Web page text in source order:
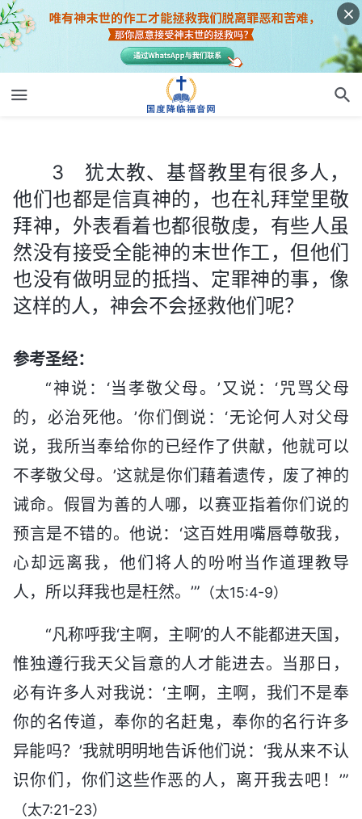
3 犹太教、基督教里有很多人，
他们也都是信真神的，也在礼拜堂里敬
拜神，外表看着也都很敬虔，有些人虽
然没有接受全能神的末世作工，但他们
也没有做明显的抵挡、定罪神的事，像
这样的人，神会不会拯救他们呢？
参考圣经：
“神说：‘当孝敬父母。’又说：‘咒骂父母
的，必治死他。’你们倒说：‘无论何人对父母
说，我所当奉给你的已经作了供献，他就可以
不孝敬父母。’这就是你们藉着遗传，废了神的
诫命。假冒为善的人哪，以赛亚指着你们说的
预言是不错的。他说：‘这百姓用嘴唇尊敬我，
心却远离我，他们将人的吩咐当作道理教导
人，所以拜我也是枉然。’” （太15:4-9）
“凡称呼我‘主啊，主啊’的人不能都进天国，
惟独遵行我天父旨意的人才能进去。当那日，
必有许多人对我说：‘主啊，主啊，我们不是奉
你的名传道，奉你的名赶鬼，奉你的名行许多
异能吗？’我就明明地告诉他们说：‘我从来不认
识你们，你们这些作恶的人，离开我去吧！’”
（太7:21-23）